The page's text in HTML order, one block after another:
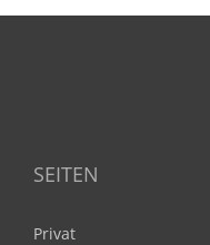
SEITEN
Privat